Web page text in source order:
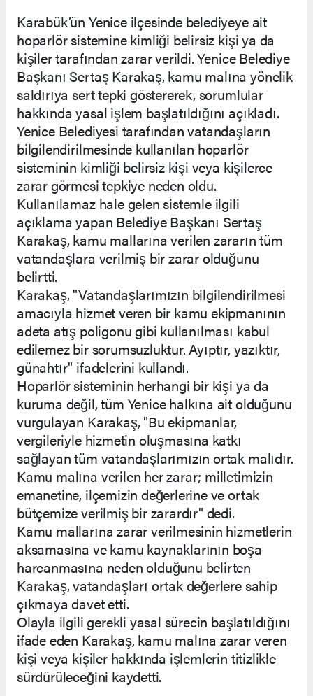
Karabük’ün Yenice ilçesinde belediyeye ait
hoparlör sistemine kimliği belirsiz kişi ya da
kişiler tarafından zarar verildi. Yenice Belediye
Başkanı Sertaş Karakaş, kamu malına yönelik
saldırıya sert tepki göstererek, sorumlular
hakkında yasal işlem başlatıldığını açıkladı.
Yenice Belediyesi tarafından vatandaşların
bilgilendirilmesinde kullanılan hoparlör
sisteminin kimliği belirsiz kişi veya kişilerce
zarar görmesi tepkiye neden oldu.
Kullanılamaz hale gelen sistemle ilgili
açıklama yapan Belediye Başkanı Sertaş
Karakaş, kamu mallarına verilen zararın tüm
vatandaşlara verilmiş bir zarar olduğunu
belirtti.
Karakaş, "Vatandaşlarımızın bilgilendirilmesi
amacıyla hizmet veren bir kamu ekipmanının
adeta atış poligonu gibi kullanılması kabul
edilemez bir sorumsuzluktur. Ayıptır, yazıktır,
günahtır" ifadelerini kullandı.
Hoparlör sisteminin herhangi bir kişi ya da
kuruma değil, tüm Yenice halkına ait olduğunu
vurgulayan Karakaş, "Bu ekipmanlar,
vergileriyle hizmetin oluşmasına katkı
sağlayan tüm vatandaşlarımızın ortak malıdır.
Kamu malına verilen her zarar; milletimizin
emanetine, ilçemizin değerlerine ve ortak
bütçemize verilmiş bir zarardır" dedi.
Kamu mallarına zarar verilmesinin hizmetlerin
aksamasına ve kamu kaynaklarının boşa
harcanmasına neden olduğunu belirten
Karakaş, vatandaşları ortak değerlere sahip
çıkmaya davet etti.
Olayla ilgili gerekli yasal sürecin başlatıldığını
ifade eden Karakaş, kamu malına zarar veren
kişi veya kişiler hakkında işlemlerin titizlikle
sürdürüleceğini kaydetti.